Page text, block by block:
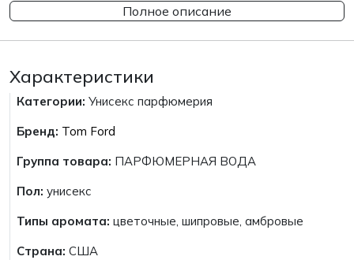
Полное описание
Характеристики
Категории: Унисекс парфюмерия
Бренд: Tom Ford
Группа товара: ПАРФЮМЕРНАЯ ВОДА
Пол: унисекс
Типы аромата: цветочные, шипровые, амбровые
Страна: США